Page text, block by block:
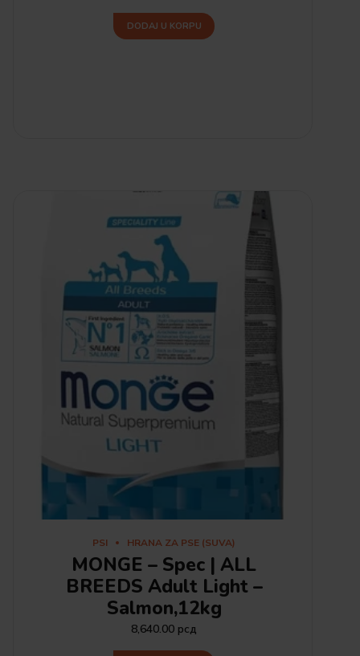
DODAJ U KORPU
PSI HRANA ZA PSE (SUVA)
MONGE – Spec | ALL
BREEDS Adult Light –
Salmon,12kg
8,640.00 рсд